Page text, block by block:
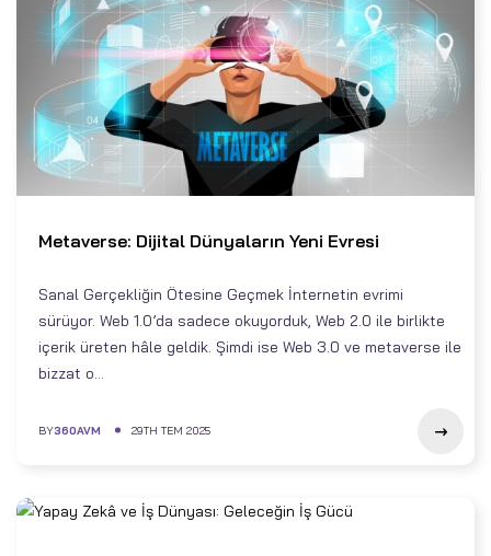
Metaverse: Dijital Dünyaların Yeni Evresi
Sanal Gerçekliğin Ötesine Geçmek İnternetin evrimi
sürüyor. Web 1.0’da sadece okuyorduk, Web 2.0 ile birlikte
içerik üreten hâle geldik. Şimdi ise Web 3.0 ve metaverse ile
bizzat o...
BY360AVM 29TH TEM 2025